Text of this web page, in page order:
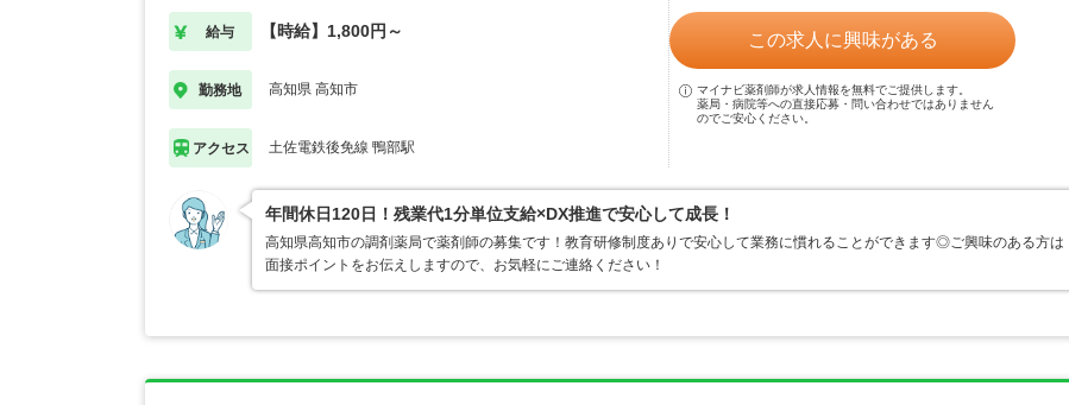
給与 【時給】1,800円～
勤務地 高知県 高知市
アクセス 土佐電鉄後免線 鴨部駅
この求人に興味がある
マイナビ薬剤師が求人情報を無料でご提供します。
薬局・病院等への直接応募・問い合わせではありません
のでご安心ください。
年間休日120日！残業代1分単位支給×DX推進で安心して成長！
高知県高知市の調剤薬局で薬剤師の募集です！教育研修制度ありで安心して業務に慣れることができます◎ご興味のある方は
面接ポイントをお伝えしますので、お気軽にご連絡ください！